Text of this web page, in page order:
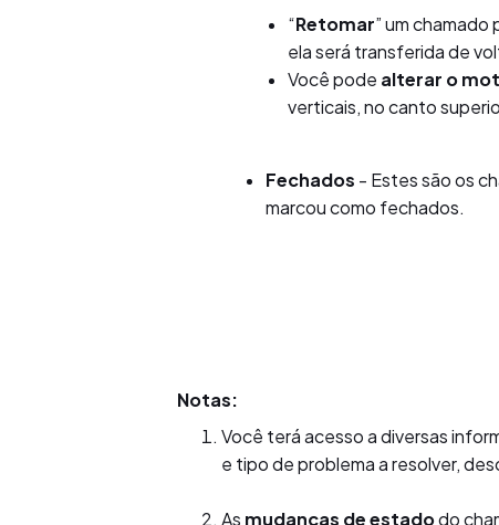
“Retomar” um
ela será transferida de
Você pode alterar o
verticais, no canto
Fechados - Estes são os
marcou como fechados.
Notas:
Você terá acesso a diversas
e tipo de problema a resolver,
As mudanças de estadodo